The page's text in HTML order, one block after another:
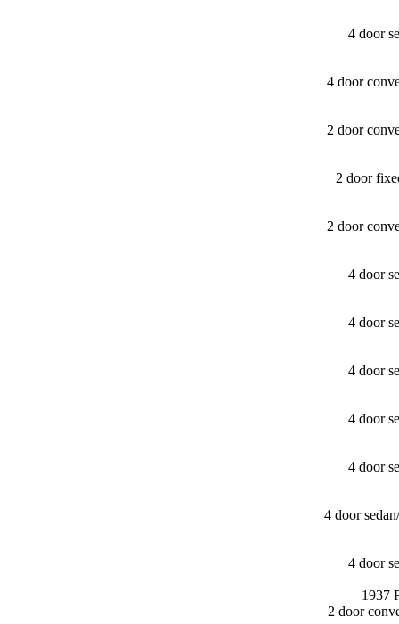
4 door
4 door
2 door
2 door
2 door
4 door
4 door
4 door
4 door
4 door
4 door
4 door
1937
2 door